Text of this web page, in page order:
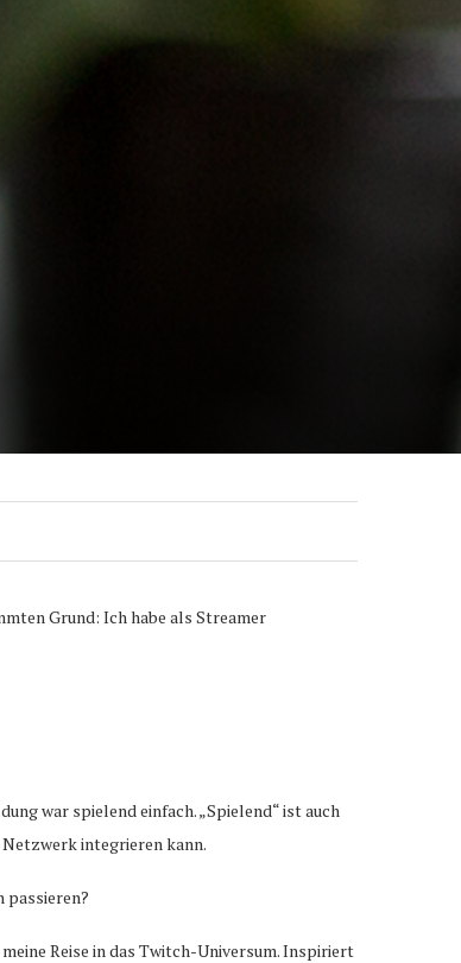
Grund: Ich habe als Streamer
war spielend einfach. „Spielend“ ist auch
Netzwerk integrieren kann.
passieren?
Reise in das Twitch-Universum. Inspiriert